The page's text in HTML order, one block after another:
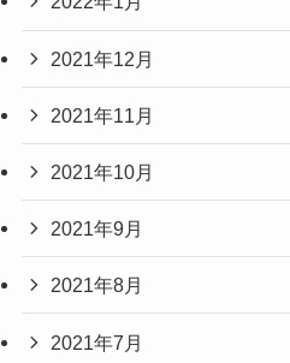
2021年12月
2021年11月
2021年10月
2021年9月
2021年8月
2021年7月